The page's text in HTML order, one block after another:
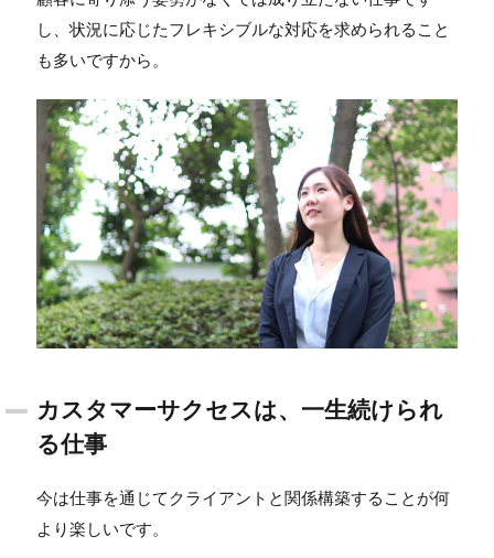
し、状況に応じたフレキシブルな対応を求められること
も多いですから。
カスタマーサクセスは、一生続けられ
る仕事
今は仕事を通じてクライアントと関係構築することが何
より楽しいです。